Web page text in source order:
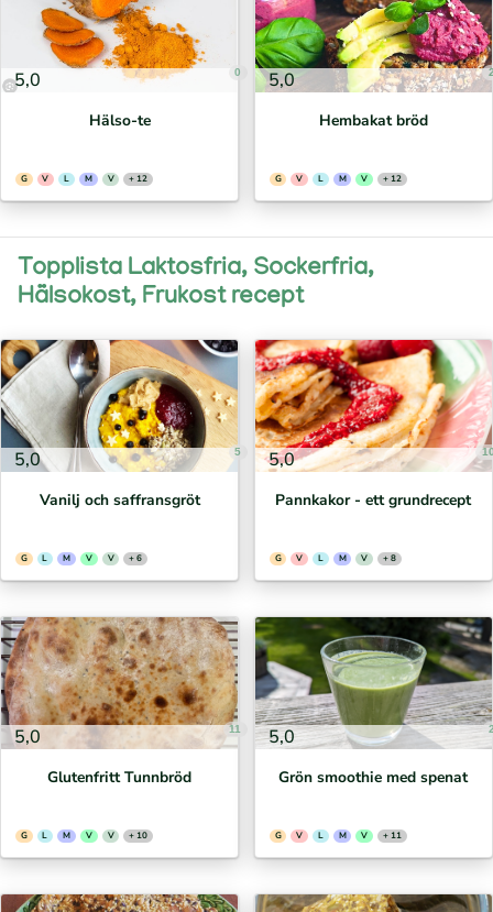
5,0 0
Hälso-te
G V L M V + 12
5,0
Hembakat bröd
G V L M V + 12
Topplista Laktosfria, Sockerfria,
Hälsokost, Frukost recept
5,0 5
Vanilj och saffransgröt
G L M V V + 6
5,0
Pannkakor - ett grundrecept
G V L M V + 8
5,0 11
Glutenfritt Tunnbröd
G L M V V + 10
5,0
Grön smoothie med spenat
G V L M V + 11